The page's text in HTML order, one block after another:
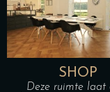
SHOP
Deze ruimte laat